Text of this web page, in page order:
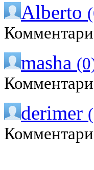
Alberto
masha
derimer